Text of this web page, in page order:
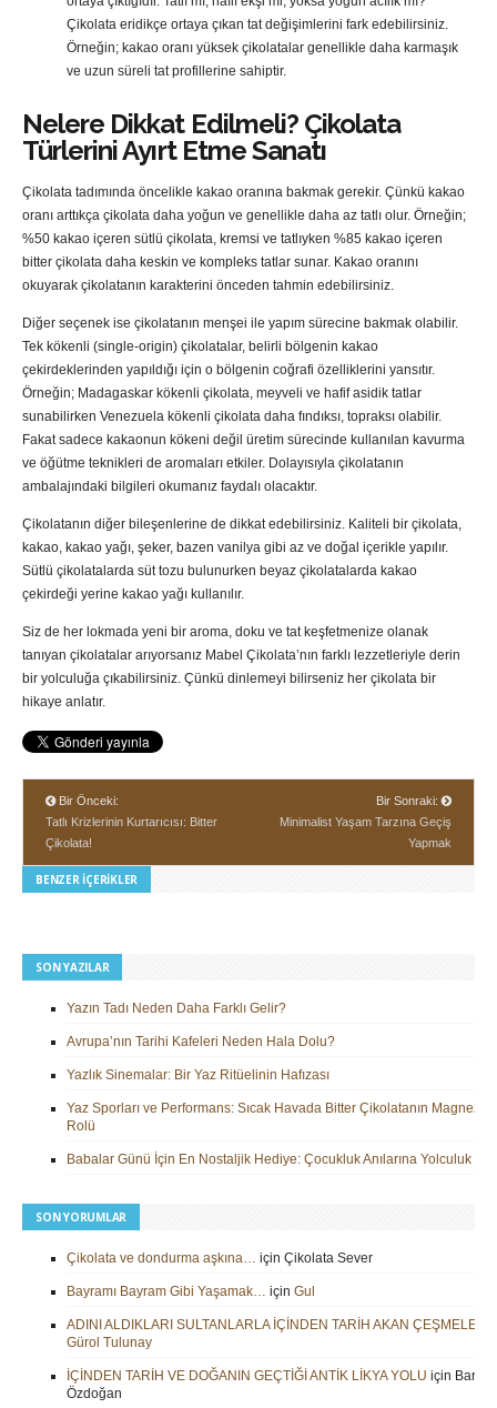
Çikolata eridikçe ortaya çıkan tat değişimlerini fark edebilirsiniz.
Örneğin; kakao oranı yüksek çikolatalar genellikle daha karmaşık
ve uzun süreli tat profillerine sahiptir.
Nelere Dikkat Edilmeli? Çikolata
Türlerini Ayırt Etme Sanatı
Çikolata tadımında öncelikle kakao oranına bakmak gerekir. Çünkü kakao
oranı arttıkça çikolata daha yoğun ve genellikle daha az tatlı olur. Örneğin;
%50 kakao içeren sütlü çikolata, kremsi ve tatlıyken %85 kakao içeren
bitter çikolata daha keskin ve kompleks tatlar sunar. Kakao oranını
okuyarak çikolatanın karakterini önceden tahmin edebilirsiniz.
Diğer seçenek ise çikolatanın menşei ile yapım sürecine bakmak olabilir.
Tek kökenli (single-origin) çikolatalar, belirli bölgenin kakao
çekirdeklerinden yapıldığı için o bölgenin coğrafi özelliklerini yansıtır.
Örneğin; Madagaskar kökenli çikolata, meyveli ve hafif asidik tatlar
sunabilirken Venezuela kökenli çikolata daha fındıksı, topraksı olabilir.
Fakat sadece kakaonun kökeni değil üretim sürecinde kullanılan kavurma
ve öğütme teknikleri de aromaları etkiler. Dolayısıyla çikolatanın
ambalajındaki bilgileri okumanız faydalı olacaktır.
Çikolatanın diğer bileşenlerine de dikkat edebilirsiniz. Kaliteli bir çikolata,
kakao, kakao yağı, şeker, bazen vanilya gibi az ve doğal içerikle yapılır.
Sütlü çikolatalarda süt tozu bulunurken beyaz çikolatalarda kakao
çekirdeği yerine kakao yağı kullanılır.
Siz de her lokmada yeni bir aroma, doku ve tat keşfetmenize olanak
tanıyan çikolatalar arıyorsanız Mabel Çikolata’nın farklı lezzetleriyle derin
bir yolculuğa çıkabilirsiniz. Çünkü dinlemeyi bilirseniz her çikolata bir
hikaye anlatır.
Bir Önceki:
Tatlı Krizlerinin Kurtarıcısı: Bitter
Çikolata!
Bir Sonraki:
Minimalist Yaşam Tarzına Geçiş
Yapmak
BENZER İÇERIKLER
SON YAZILAR
Yazın Tadı Neden Daha Farklı Gelir?
Avrupa’nın Tarihi Kafeleri Neden Hala Dolu?
Yazlık Sinemalar: Bir Yaz Ritüelinin Hafızası
Yaz Sporları ve Performans: Sıcak Havada Bitter Çikolatanın
Rolü
Babalar Günü İçin En Nostaljik Hediye: Çocukluk Anılarına Yolculuk
SON YORUMLAR
Çikolata ve dondurma aşkına… için Çikolata Sever
Bayramı Bayram Gibi Yaşamak… için Gul
ADINI ALDIKLARI SULTANLARLA İÇİNDEN TARİH AKAN ÇEŞMELER
Gürol Tulunay
İÇİNDEN TARİH VE DOĞANIN GEÇTİĞİ ANTİK LİKYA YOLU için
Özdoğan